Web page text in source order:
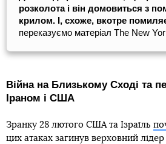
розколота і він домовиться з
крилом. І, схоже, вкотре
переказуємо матеріал The New
Війна на Близькому Сході та
Іраном і США
Зранку 28 лютого США та Ізраїль
цих атаках загинув верховний лідер